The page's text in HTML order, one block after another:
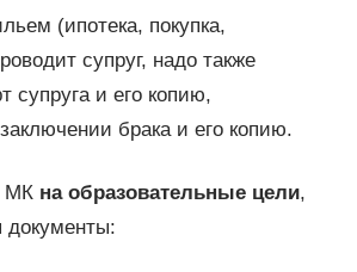
(ипотека, покупка,
супруг, надо также
супруга и его копию,
брака и его копию.
МК на образовательные цели,
документы: